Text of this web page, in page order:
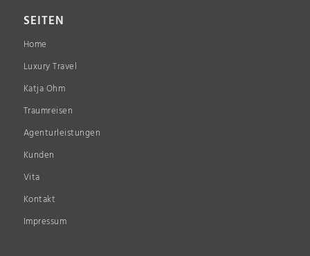
SEITEN
Home
Luxury Travel
Katja Ohm
Traumreisen
Agenturleistungen
Kunden
Vita
Kontakt
Impressum